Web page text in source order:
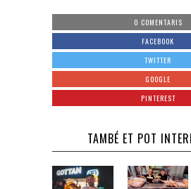
0 COMENTARIS
FACEBOOK
TWITTER
GOOGLE
PINTEREST
TAMBÉ ET POT